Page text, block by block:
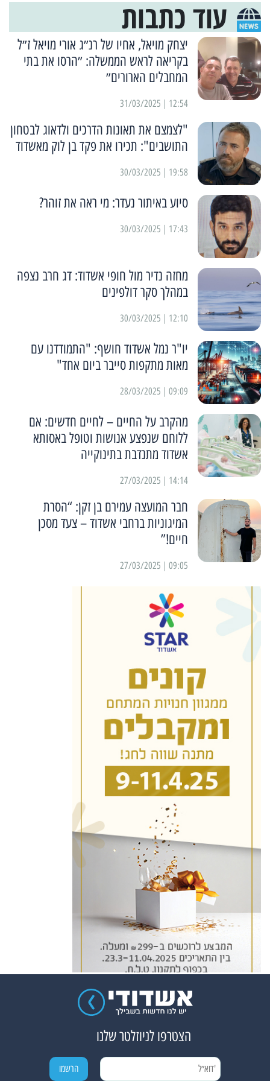
עוד כתבות
יצחק מויאל, אחיו של רנ״ג אורי מויאל ז״ל
בקריאה לראש הממשלה: ״הרסו את בתי
המחבלים הארורים״
12:54 | 31/03/2025
"לצמצם את תאונות הדרכים ולדאוג לבטחון
התושבים": תכירו את פקד בן לוק מאשדוד
19:58 | 30/03/2025
סיוע באיתור נעדר: מי ראה את זוהר?
17:43 | 30/03/2025
מחזה נדיר מול חופי אשדוד: דג חרב נצפה
במהלך סקר דולפינים
12:10 | 30/03/2025
יו"ר נמל אשדוד חושף: "התמודדנו עם
מאות מתקפות סייבר ביום אחד"
09:09 | 28/03/2025
מהקרב על החיים – לחיים חדשים: אם
ללוחם שנפצע אנושות וטופל באסותא
אשדוד מתנדבת בתינוקייה
14:14 | 27/03/2025
חבר המועצה עמירם בן זקן: “הסרת
המיגוניות ברחבי אשדוד – צעד מסכן
חיים!”
09:05 | 27/03/2025
הצטרפו לניוזלטר שלנו